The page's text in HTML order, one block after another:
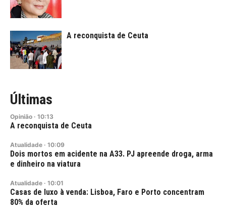
A reconquista de Ceuta
Últimas
Opinião · 10:13
A reconquista de Ceuta
Atualidade · 10:09
Dois mortos em acidente na A33. PJ apreende droga, arma
e dinheiro na viatura
Atualidade · 10:01
Casas de luxo à venda: Lisboa, Faro e Porto concentram
80% da oferta